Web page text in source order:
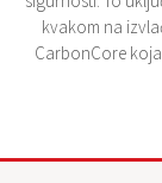
kvakom na
CarbonCore